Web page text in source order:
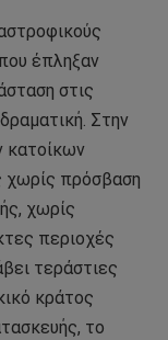
έπληξαν
στις
Στην
κατοίκων
χωρίς πρόσβαση
χωρίς
περιοχές
τεράστιες
κράτος
το